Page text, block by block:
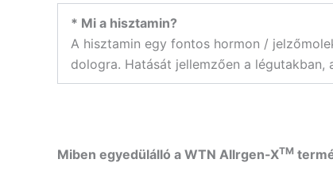
* Mi a hisztamin?
A hisztamin egy fontos hormon /
dologra. Hatását jellemzően a
Miben egyedülálló a WTN Allrgen-XTM